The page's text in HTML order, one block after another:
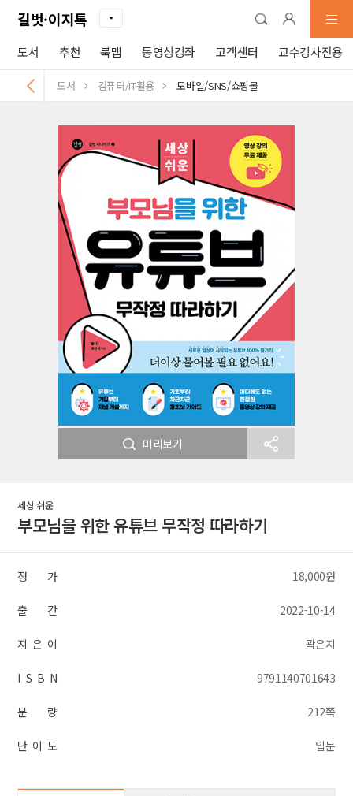
길벗·이지톡
도서 추천 북맵 동영상강좌 고객센터 교수강사전용
도서 컴퓨터/IT활용 모바일/SNS/쇼핑몰
미리보기
세상 쉬운
부모님을 위한 유튜브 무작정 따라하기
정 가 18,000원
출 간 2022-10-14
지 은 이 곽은지
I S B N 9791140701643
분 량 212쪽
난 이 도 입문